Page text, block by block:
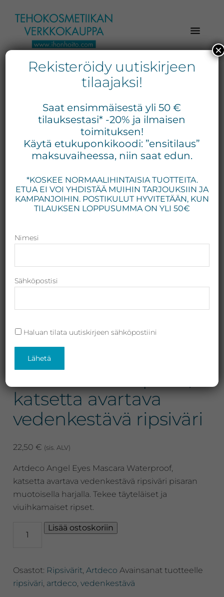
pääsisältöön
ensisijaiseen
sivupalkkiin
alatunnisteeseen
Ihonhoito.com
Kosmetiikan
verkkokauppa
Tilaa
tänään
Verkkokaupasta
tuotteet:
Exuviance,
Medik8,
Priori,
Bion,
Gernétic,
Revitalash,
Jane
Raili
Heliocare
Artdeco Angel Eyes
katsetta avartava
vedenkestävä ripsiväri
22,50 € (sis. ALV)
Artdeco Angel Eyes Mascara Waterproof,
katsetta avartava vedenkestävä ripsiväri pisaran
muotoisella harjalla. Tekee täyteläiset ja
viuihkamaiset ripset.
Angel
Waterproof,
katsetta
Lisää ostoskoriin
Osastot: Ripsivärit, Artdeco Avainsanat tuotteelle
ripsiväri, artdeco, vedenkestävä
Rekisteröidy uutiskirjeen
tilaajaksi!
Saat ensimmäisestä yli 50 €
tilauksestasi* -20% ja ilmaisen
toimituksen!
Käytä etukuponkikoodi: ”ensitilaus”
maksuvaiheessa, niin saat edun.
*KOSKEE NORMAALIHINTAISIA TUOTTEITA.
ETUA EI VOI YHDISTÄÄ MUIHIN TARJOUKSIIN JA
KAMPANJOIHIN. POSTIKULUT HYVITETÄÄN, KUN
TILAUKSEN LOPPUSUMMA ON YLI 50€
Nimesi
Sähköpostisi
Haluan tilata uutiskirjeen sähköpostiini
×